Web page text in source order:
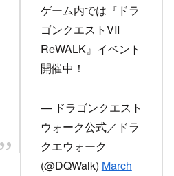
ゲーム内では『ドラ
ゴンクエストVII
ReWALK』イベント
開催中！
— ドラゴンクエスト
ウォーク公式／ドラ
クエウォーク
(@DQWalk) March